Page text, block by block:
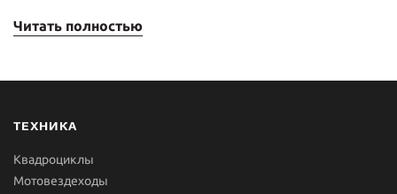
Читать полностью
ТЕХНИКА
Квадроциклы
Мотовездеходы